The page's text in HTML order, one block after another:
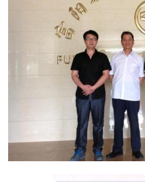
低压电器3C认
证
ISO体系认证
澳洲SAA认证